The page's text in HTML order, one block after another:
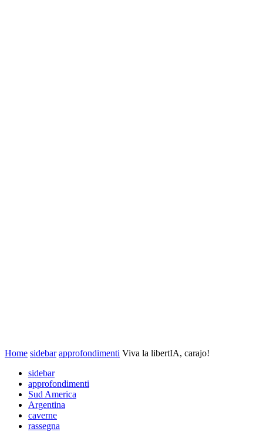
Home sidebar approfondimenti Viva la libertIA, carajo!
sidebar
approfondimenti
Sud America
Argentina
caverne
rassegna